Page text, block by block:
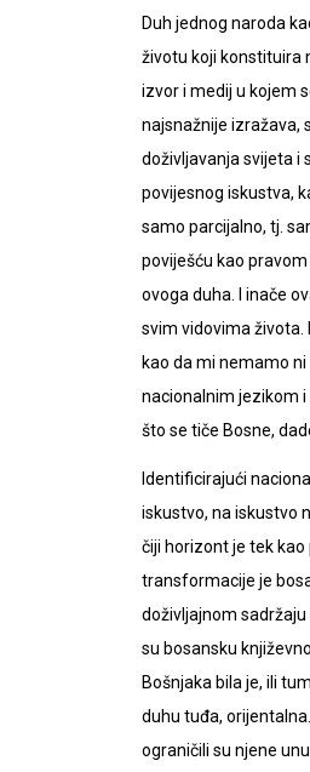
Duh jednog naroda
životu koji konstituira
izvor i medij u kojem
najsnažnije izražava,
doživljavanja svijeta i
povijesnog iskustva,
samo parcijalno, tj.
poviješću kao
ovoga duha. I inače
svim vidovima života.
kao da mi nemamo
nacionalnim jezikom
što se tiče Bosne,
Identificirajući
iskustvo, na iskustvo
čiji horizont je tek kao
transformacije je
doživljajnom
su bosansku
Bošnjaka bila je, ili
duhu tuđa,
ograničili su njene